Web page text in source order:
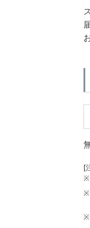
[
※
※
※